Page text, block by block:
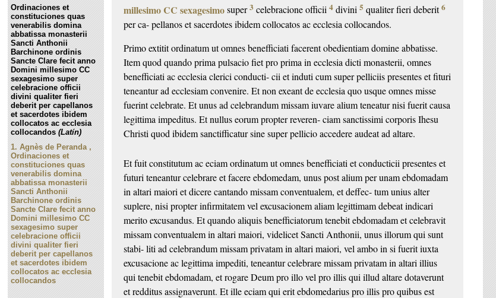
Ordinaciones et
constituciones quas
venerabilis domina
abbatissa monasterii
Sancti Anthonii
Barchinone ordinis
Sancte Clare fecit anno
Domini millesimo CC
sexagesimo super
celebracione officii
divini qualiter fieri
deberit per capellanos
et sacerdotes ibidem
collocatos ac ecclesia
collocandos(Latín)
1.Agnès de Peranda ,
Ordinaciones et
constituciones quas
venerabilis domina
abbatissa monasterii
Sancti Anthonii
Barchinone ordinis
Sancte Clare fecit anno
Domini millesimo CC
sexagesimo super
celebracione officii
divini qualiter fieri
deberit per capellanos
et sacerdotes ibidem
collocatos ac ecclesia
collocandos
millesimo CCsexagesimosuper3 celebracione officii4 divini5 qualiter fieri deberit6
per ca-pellanos et sacerdotes ibidem collocatos ac ecclesia collocandos.
Primo extitit ordinatum ut omnes benefficiati facerent obedientiam domineabbatisse.
Item quod quando prima pulsacio fiet pro prima inecclesia dicti monasterii, omnes
benefficiati ac ecclesia clerici conducti-cii et induti cum super pelliciis presentes et fituri
teneantur ad ecclesiamconvenire. Et non exeant de ecclesia quo usque omnes misse
fuerintcelebrate. Et unus ad celebrandum missam iuvare alium teneaturnisi fuerit causa
legittima impeditus. Et nullus eorum propter reveren-ciam sanctissimi corporis Ihesu
Christi quod ibidem sanctifficatur sine superpellicio accedere audeat ad altare.
Et fuit constitutum ac eciamordinatum ut omnes benefficiati et conducticii presentes et
futuri teneantur celebrare et facere ebdomedam, unus post alium per unam ebdomadam
in altari maiori et dicere cantando missam conventualem, et deffec-tum unius alter
suplere, nisi propter infirmitatem vel excusacionem aliamlegittimam debeat indicari
merito excusandus. Et quando aliquisbenefficiatorum tenebit ebdomadam et celebravit
missam conventualemin altari maiori, videlicet Sancti Anthonii, unus illorum qui sunt
stabi-liti ad celebrandum missam privatam in altari maiori, vel ambo in sifuerit iuxta
excusacione ac legittima impediti, teneantur celebraremissam privatam in altari illius
qui tenebit ebdomadam, et rogareDeum pro illo vel pro illis qui illud altare dotaverunt
et redditusassignaverunt. Et ille eciam qui erit ebdomedarius pro illis proquibus est